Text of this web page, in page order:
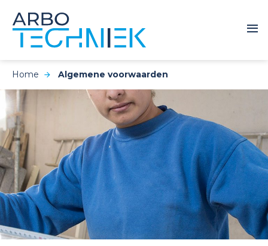
Home Algemene voorwaarden